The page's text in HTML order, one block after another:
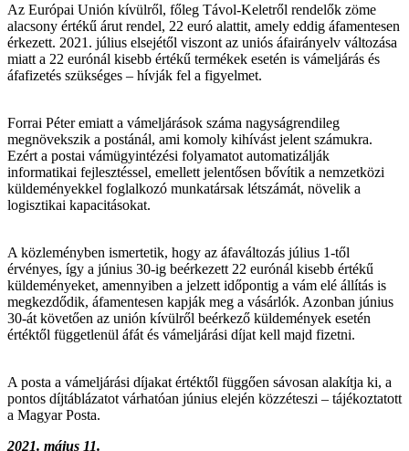
Az Európai Unión kívülről, főleg Távol-Keletről rendelők zöme
alacsony értékű árut rendel, 22 euró alattit, amely eddig áfamentesen
érkezett. 2021. július elsejétől viszont az uniós áfairányelv változása
miatt a 22 eurónál kisebb értékű termékek esetén is vámeljárás és
áfafizetés szükséges – hívják fel a figyelmet.
Forrai Péter emiatt a vámeljárások száma nagyságrendileg
megnövekszik a postánál, ami komoly kihívást jelent számukra.
Ezért a postai vámügyintézési folyamatot automatizálják
informatikai fejlesztéssel, emellett jelentősen bővítik a nemzetközi
küldeményekkel foglalkozó munkatársak létszámát, növelik a
logisztikai kapacitásokat.
A közleményben ismertetik, hogy az áfaváltozás július 1-től
érvényes, így a június 30-ig beérkezett 22 eurónál kisebb értékű
küldeményeket, amennyiben a jelzett időpontig a vám elé állítás is
megkezdődik, áfamentesen kapják meg a vásárlók. Azonban június
30-át követően az unión kívülről beérkező küldemények esetén
értéktől függetlenül áfát és vámeljárási díjat kell majd fizetni.
A posta a vámeljárási díjakat értéktől függően sávosan alakítja ki, a
pontos díjtáblázatot várhatóan június elején közzéteszi – tájékoztatott
a Magyar Posta.
2021. május 11.